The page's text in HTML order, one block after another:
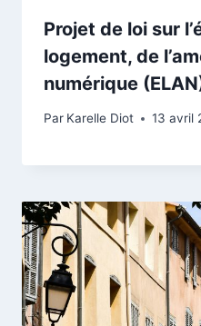
Projet de loi sur
logement, de
numérique
Par Karelle Diot 13 avril